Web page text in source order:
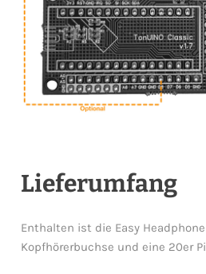
Lieferumfang
Enthalten ist die Easy
Kopfhörerbuchse und eine 20er